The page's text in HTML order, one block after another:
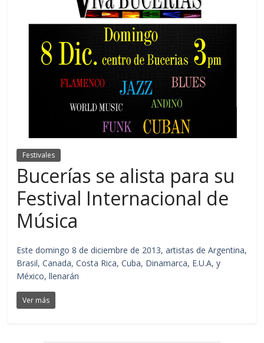
Festivales
Bucerías se alista para su
Festival Internacional de
Música
Este domingo 8 de diciembre de 2013, artistas de Argentina,
Brasil, Canada, Costa Rica, Cuba, Dinamarca, E.U.A, y
México, llenarán
Ver más